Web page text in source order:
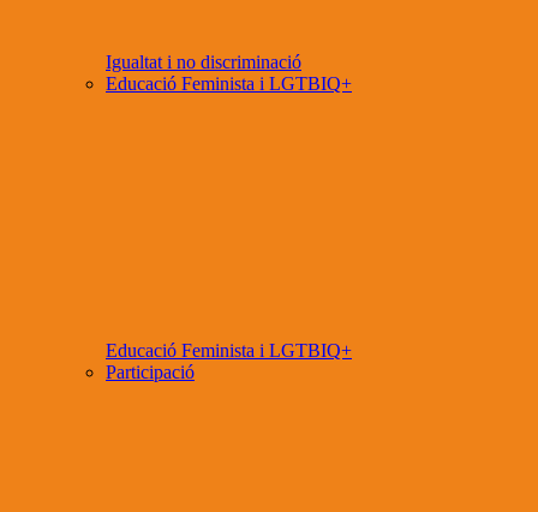
Igualtat i no discriminació
Educació Feminista i LGTBIQ+
Educació Feminista i LGTBIQ+
Participació